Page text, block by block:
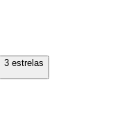
3 estrelas